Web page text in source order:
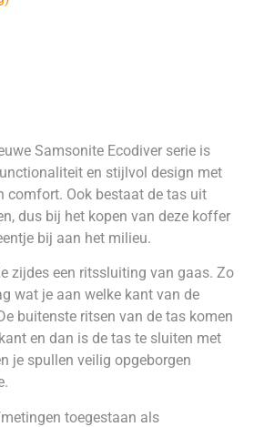
Samsonite Ecodiver serie is
en stijlvol design met
comfort. Ook bestaat de tas uit
dus bij het kopen van deze koffer
bij aan het milieu.
zijdes een ritssluiting van gaas. Zo
wat je aan welke kant van de
buitenste ritsen van de tas komen
en dan is de tas te sluiten met
je spullen veilig opgeborgen
toegestaan als